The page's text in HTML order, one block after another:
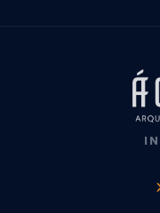
Arquiteto para
Arquiteto
Arquiteto
Design
Design
Empresa